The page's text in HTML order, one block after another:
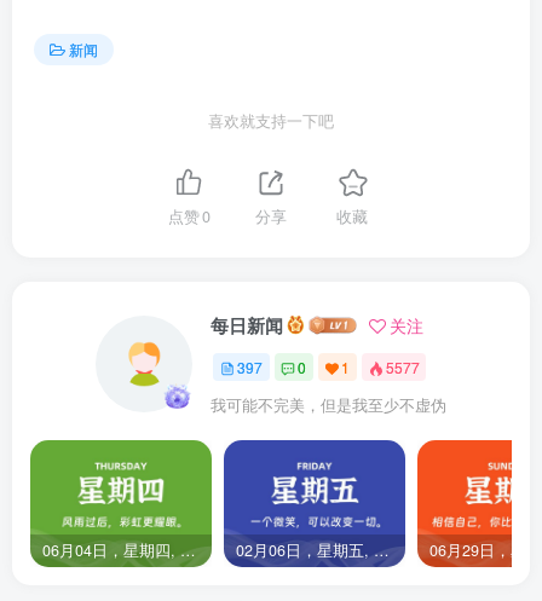
发布时间: 2025-10-01T08:56:04.447
交付量的成绩单，IT之家为大家实时更新和汇总如下，内容
标题: 王腾被小米辞退后多平台账号变动：小红书注销、快手
新闻简介: 原小米中国区市场部总经理、REDMI 品牌总经理
王腾于今年 9 月被小米通报辞退，“泄露公司机密信息，且存
在利益冲突等严重违规违纪行为”。
———————-
标题: 微软推送 Win11 25H2 正式版更新：体积小、无重要新
功能
发布时间: 2025-10-01T08:05:48.897
新闻
喜欢就支持一下吧
点赞0 分享 收藏
每日新闻 关注
397 0 1 5577
我可能不完美，但是我至少不虚伪
06月04日，星期四, 60秒环球情报局，天天带你吃瓜看世界！ 02月06日，星期五, 60秒环球情报局，天天带你吃瓜看世界！